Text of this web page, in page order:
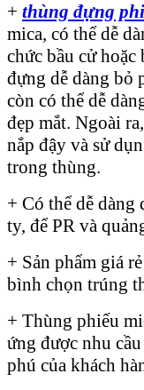
+ thùng đựng
mica, có thể dễ
chức bầu cử
đựng dễ dàng bỏ
còn có thể dễ
đẹp mắt. Ngoài
nắp đậy và sử
trong thùng.
+ Có thể dễ dàng
ty, để PR và
+ Sản phẩm giá
bình chọn trúng
+ Thùng phiếu
ứng được nhu
phú của khách